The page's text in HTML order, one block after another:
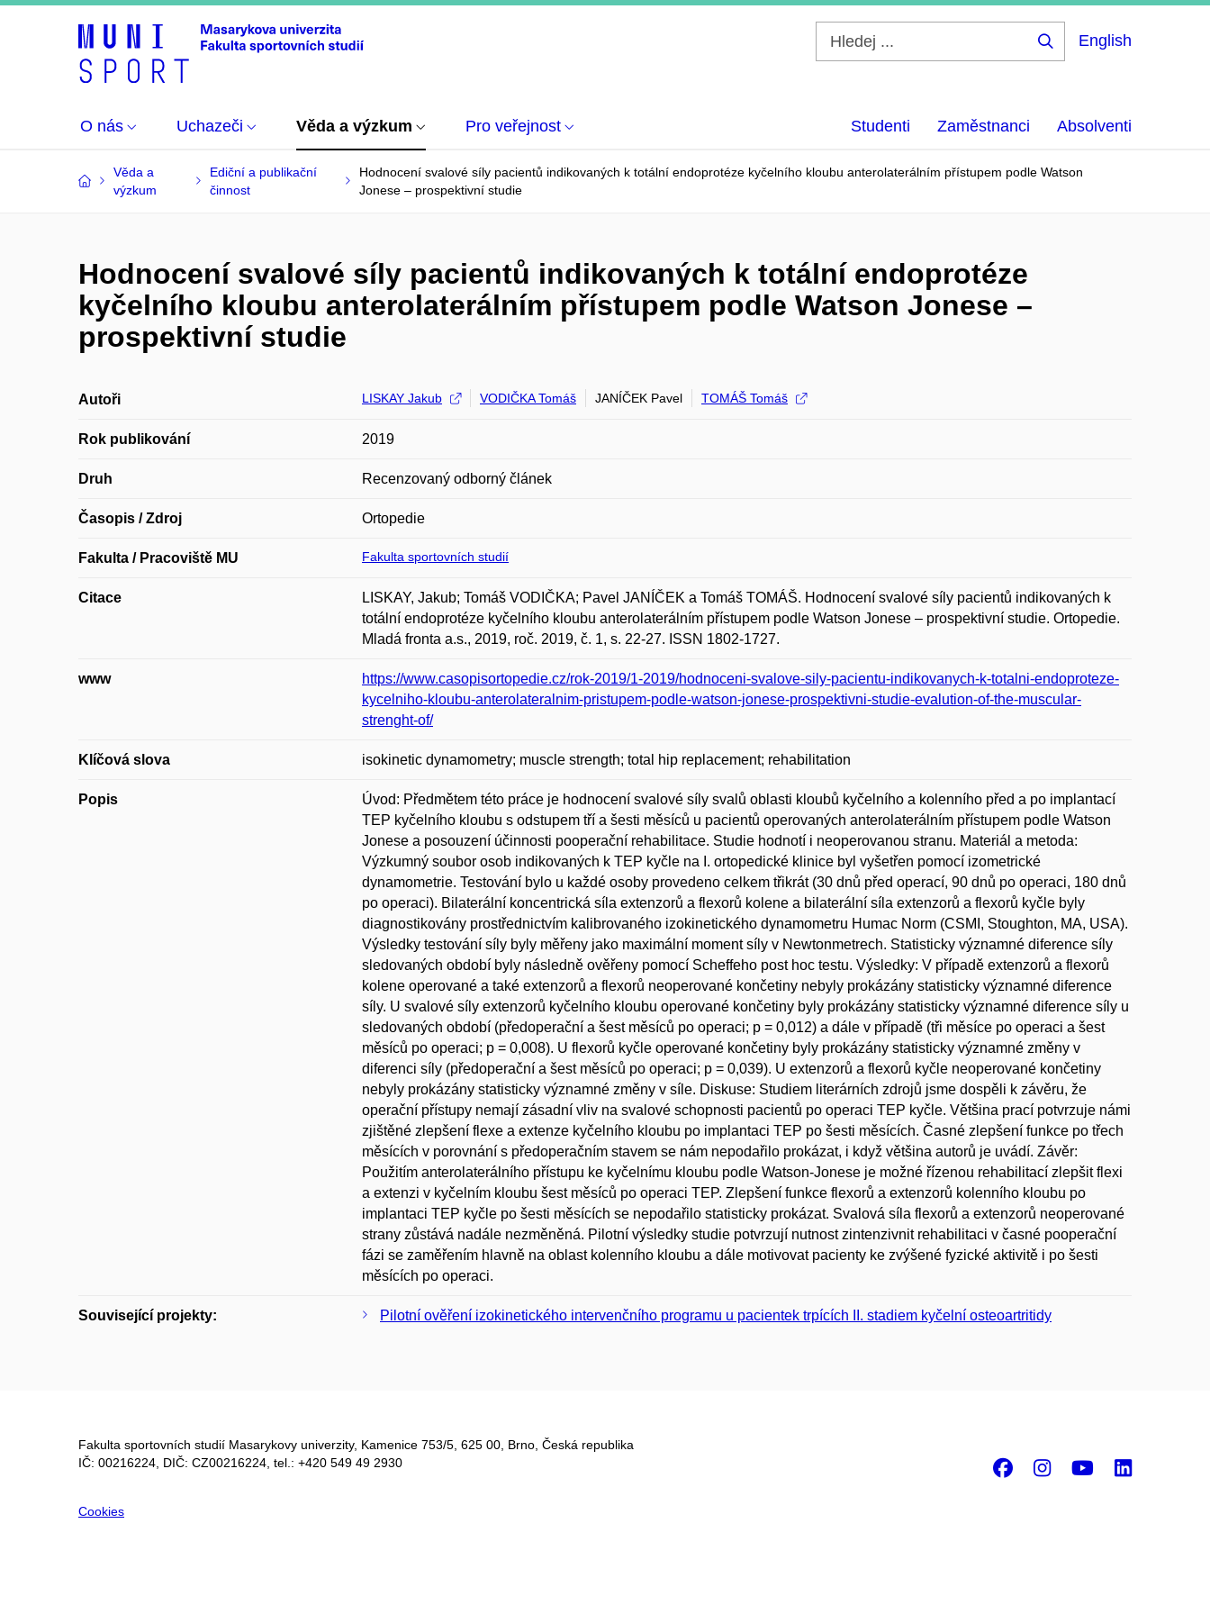
English
O nás Uchazeči Věda a výzkum Pro veřejnost Studenti Zaměstnanci Absolventi
Věda a
výzkum
Ediční a publikační
činnost
Hodnocení svalové síly pacientů indikovaných k totální endoprotéze kyčelního kloubu anterolaterálním přístupem podle Watson
Jonese – prospektivní studie
Hodnocení svalové síly pacientů indikovaných k totální endoprotéze
kyčelního kloubu anterolaterálním přístupem podle Watson Jonese –
prospektivní studie
Autoři LISKAY Jakub VODIČKA Tomáš JANÍČEK Pavel TOMÁŠ Tomáš
Rok publikování 2019
Druh Recenzovaný odborný článek
Časopis / Zdroj Ortopedie
Fakulta / Pracoviště MU Fakulta sportovních studií
Citace
LISKAY, Jakub; Tomáš VODIČKA; Pavel JANÍČEK a Tomáš TOMÁŠ. Hodnocení svalové síly pacientů indikovaných k
totální endoprotéze kyčelního kloubu anterolaterálním přístupem podle Watson Jonese – prospektivní studie. Ortopedie.
Mladá fronta a.s., 2019, roč. 2019, č. 1, s. 22-27. ISSN 1802-1727.
www
https://www.casopisortopedie.cz/rok-2019/1-2019/hodnoceni-svalove-sily-pacientu-indikovanych-k-totalni-endoproteze-
kycelniho-kloubu-anterolateralnim-pristupem-podle-watson-jonese-prospektivni-studie-evalution-of-the-muscular-
strenght-of/
Klíčová slova isokinetic dynamometry; muscle strength; total hip replacement; rehabilitation
Popis
Úvod: Předmětem této práce je hodnocení svalové síly svalů oblasti kloubů kyčelního a kolenního před a po implantací
TEP kyčelního kloubu s odstupem tří a šesti měsíců u pacientů operovaných anterolaterálním přístupem podle Watson
Jonese a posouzení účinnosti pooperační rehabilitace. Studie hodnotí i neoperovanou stranu. Materiál a metoda:
Výzkumný soubor osob indikovaných k TEP kyčle na I. ortopedické klinice byl vyšetřen pomocí izometrické
dynamometrie. Testování bylo u každé osoby provedeno celkem třikrát (30 dnů před operací, 90 dnů po operaci, 180 dnů
po operaci). Bilaterální koncentrická síla extenzorů a flexorů kolene a bilaterální síla extenzorů a flexorů kyčle byly
diagnostikovány prostřednictvím kalibrovaného izokinetického dynamometru Humac Norm (CSMI, Stoughton, MA, USA).
Výsledky testování síly byly měřeny jako maximální moment síly v Newtonmetrech. Statisticky významné diference síly
sledovaných období byly následně ověřeny pomocí Scheffeho post hoc testu. Výsledky: V případě extenzorů a flexorů
kolene operované a také extenzorů a flexorů neoperované končetiny nebyly prokázány statisticky významné diference
síly. U svalové síly extenzorů kyčelního kloubu operované končetiny byly prokázány statisticky významné diference síly u
sledovaných období (předoperační a šest měsíců po operaci; p = 0,012) a dále v případě (tři měsíce po operaci a šest
měsíců po operaci; p = 0,008). U flexorů kyčle operované končetiny byly prokázány statisticky významné změny v
diferenci síly (předoperační a šest měsíců po operaci; p = 0,039). U extenzorů a flexorů kyčle neoperované končetiny
nebyly prokázány statisticky významné změny v síle. Diskuse: Studiem literárních zdrojů jsme dospěli k závěru, že
operační přístupy nemají zásadní vliv na svalové schopnosti pacientů po operaci TEP kyčle. Většina prací potvrzuje námi
zjištěné zlepšení flexe a extenze kyčelního kloubu po implantaci TEP po šesti měsících. Časné zlepšení funkce po třech
měsících v porovnání s předoperačním stavem se nám nepodařilo prokázat, i když většina autorů je uvádí. Závěr:
Použitím anterolaterálního přístupu ke kyčelnímu kloubu podle Watson-Jonese je možné řízenou rehabilitací zlepšit flexi
a extenzi v kyčelním kloubu šest měsíců po operaci TEP. Zlepšení funkce flexorů a extenzorů kolenního kloubu po
implantaci TEP kyčle po šesti měsících se nepodařilo statisticky prokázat. Svalová síla flexorů a extenzorů neoperované
strany zůstává nadále nezměněná. Pilotní výsledky studie potvrzují nutnost zintenzivnit rehabilitaci v časné pooperační
fázi se zaměřením hlavně na oblast kolenního kloubu a dále motivovat pacienty ke zvýšené fyzické aktivitě i po šesti
měsících po operaci.
Související projekty: Pilotní ověření izokinetického intervenčního programu u pacientek trpících II. stadiem kyčelní osteoartritidy
Fakulta sportovních studií Masarykovy univerzity, Kamenice 753/5​, 625 00, Brno, Česká republika
IČ: 00216224, DIČ: CZ00216224, tel.: +420 549 49 2930
Cookies
Facebook
Instagram
Youtube